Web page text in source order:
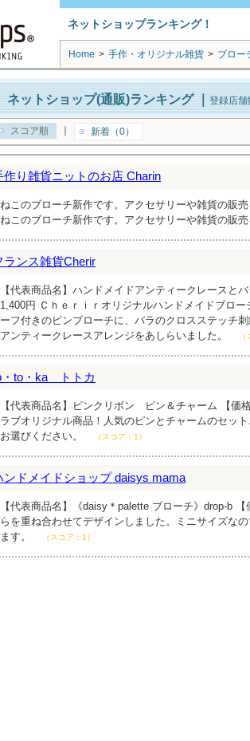
ネットショップランキング！
Home > 手作・オリジナル雑貨 > ブロー
ットショップ(通販)ランキング｜ 登録店
スコア順 新着（0）
作り雑貨ニットのお店 Charin
ねこのブローチ新作です。アクセサリーや雑貨の販売
ねこのブローチ新作です。アクセサリーや雑貨の販売
ランス雑貨Cherir
【代表商品名】ハンドメイドアンティークレースと
1,400円 Ｃｈｅｒｉｒオリジナルハンドメイドブロ
ーフ付きのピンブローチに、バラのクロスステッチ
アンティークレースアレンジをあしらいました。
・to・ka トトカ
【代表商品名】ピンクリボン ピン＆チャーム 【価
ラブオリジナル商品！人気のピンとチャームのセッ
お選びください。
（スコア：1）
ンドメイドショップ daisys mama
【代表商品名】《daisy＊palette ブローチ》drop-b
らを重ね合わせてデザインしました。ミニサイズな
ます。
（スコア：1）